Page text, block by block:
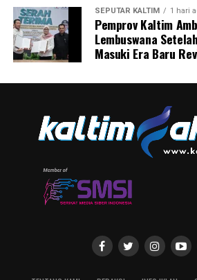
SEPUTAR KALTIM 1 hari
Pemprov Kaltim
Lembuswana
Masuki Era Baru